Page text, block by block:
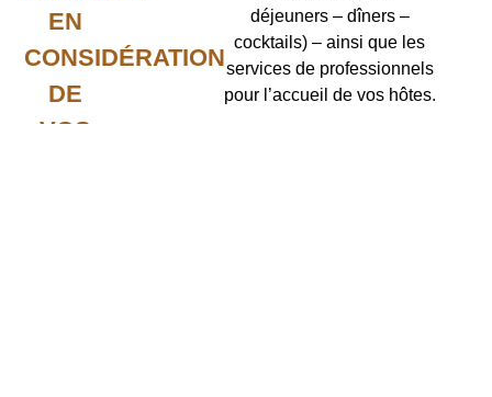
EN
CONSIDÉRATION
DE
VOS
déjeuners – dîners –
cocktails) – ainsi que les
services de professionnels
pour l’accueil de vos hôtes.